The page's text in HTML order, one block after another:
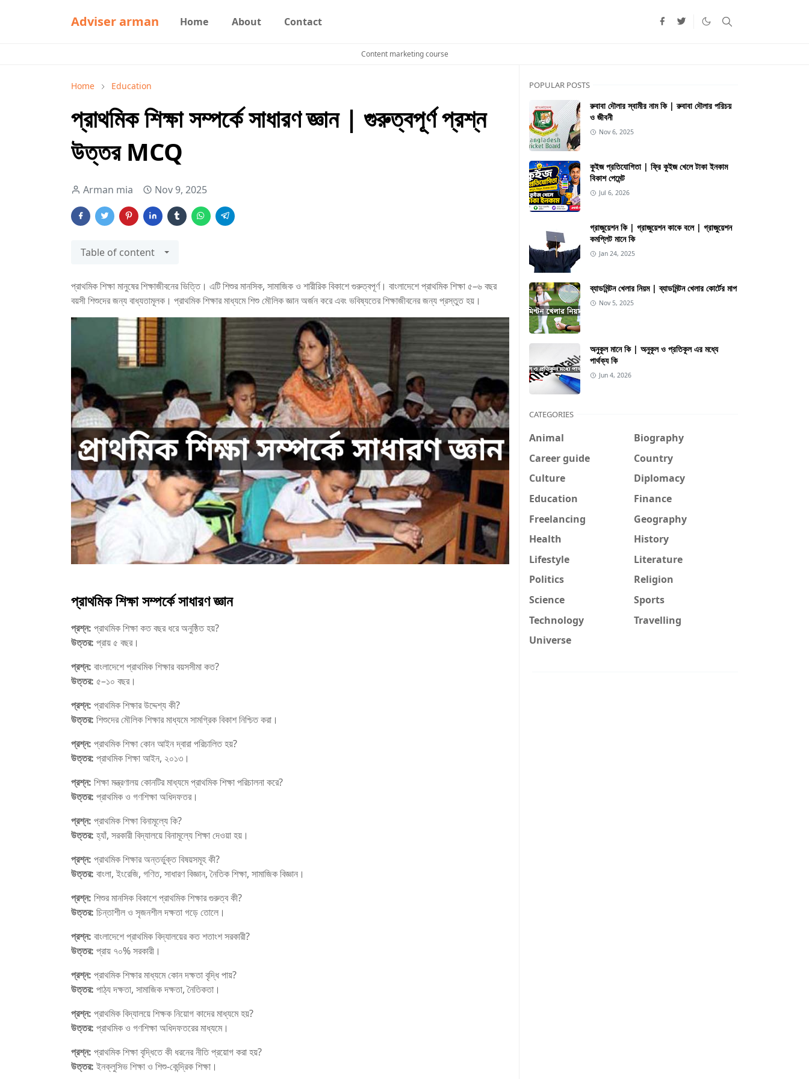
Adviser arman Home About Contact
Content marketing course
Home Education
প্রাথমিক শিক্ষা সম্পর্কে সাধারণ জ্ঞান | গুরুত্বপূর্ণ প্রশ্ন
উত্তর MCQ
Arman mia Nov 9, 2025
Table of content
প্রাথমিক শিক্ষা মানুষের শিক্ষাজীবনের ভিত্তি। এটি শিশুর মানসিক, সামাজিক ও শারীরিক বিকাশে গুরুত্বপূর্ণ। বাংলাদেশে প্রাথমিক শিক্ষা ৫–৬ বছর
বয়সী শিশুদের জন্য বাধ্যতামূলক। প্রাথমিক শিক্ষার মাধ্যমে শিশু মৌলিক জ্ঞান অর্জন করে এবং ভবিষ্যতের শিক্ষাজীবনের জন্য প্রস্তুত হয়।
প্রাথমিক শিক্ষা সম্পর্কে সাধারণ জ্ঞান
প্রশ্ন: প্রাথমিক শিক্ষা কত বছর ধরে অনুষ্ঠিত হয়?
উত্তর: প্রায় ৫ বছর।
প্রশ্ন: বাংলাদেশে প্রাথমিক শিক্ষার বয়সসীমা কত?
উত্তর: ৫–১০ বছর।
প্রশ্ন: প্রাথমিক শিক্ষার উদ্দেশ্য কী?
উত্তর: শিশুদের মৌলিক শিক্ষার মাধ্যমে সামগ্রিক বিকাশ নিশ্চিত করা।
প্রশ্ন: প্রাথমিক শিক্ষা কোন আইন দ্বারা পরিচালিত হয়?
উত্তর: প্রাথমিক শিক্ষা আইন, ২০১৩।
প্রশ্ন: শিক্ষা মন্ত্রণালয় কোনটির মাধ্যমে প্রাথমিক শিক্ষা পরিচালনা করে?
উত্তর: প্রাথমিক ও গণশিক্ষা অধিদফতর।
প্রশ্ন: প্রাথমিক শিক্ষা বিনামূল্যে কি?
উত্তর:হ্যাঁ, সরকারী বিদ্যালয়ে বিনামূল্যে শিক্ষা দেওয়া হয়।
প্রশ্ন: প্রাথমিক শিক্ষার অন্তর্ভুক্ত বিষয়সমূহ কী?
উত্তর: বাংলা, ইংরেজি, গণিত, সাধারণ বিজ্ঞান, নৈতিক শিক্ষা, সামাজিক বিজ্ঞান।
প্রশ্ন: শিশুর মানসিক বিকাশে প্রাথমিক শিক্ষার গুরুত্ব কী?
উত্তর: চিন্তাশীল ও সৃজনশীল দক্ষতা গড়ে তোলে।
প্রশ্ন: বাংলাদেশে প্রাথমিক বিদ্যালয়ের কত শতাংশ সরকারী?
উত্তর: প্রায় ৭০% সরকারী।
প্রশ্ন: প্রাথমিক শিক্ষার মাধ্যমে কোন দক্ষতা বৃদ্ধি পায়?
উত্তর: পাঠ্য দক্ষতা, সামাজিক দক্ষতা, নৈতিকতা।
প্রশ্ন: প্রাথমিক বিদ্যালয়ে শিক্ষক নিয়োগ কাদের মাধ্যমে হয়?
উত্তর: প্রাথমিক ও গণশিক্ষা অধিদফতরের মাধ্যমে।
প্রশ্ন: প্রাথমিক শিক্ষা বৃদ্ধিতে কী ধরনের নীতি প্রয়োগ করা হয়?
উত্তর:ইনক্লুসিভ শিক্ষা ও শিশু-কেন্দ্রিক শিক্ষা।
POPULAR POSTS
রুবাবা দৌলার স্বামীর নাম কি | রুবাবা দৌলার পরিচয়
ও জীবনী
Nov 6, 2025
কুইজ প্রতিযোগিতা | ফ্রি কুইজ খেলে টাকা ইনকাম
বিকাশ পেমেন্ট
Jul 6, 2026
গ্রাজুয়েশন কি | গ্রাজুয়েশন কাকে বলে | গ্রাজুয়েশন
কমপ্লিট মানে কি
Jan 24, 2025
ব্যাডমিন্টন খেলার নিয়ম | ব্যাডমিন্টন খেলার কোর্টের মাপ
Nov 5, 2025
অনুকূল মানে কি | অনুকূল ও প্রতিকূল এর মধ্যে
পার্থক্য কি
Jun 4, 2026
CATEGORIES
Animal
Biography
Career guide
Country
Culture
Diplomacy
Education
Finance
Freelancing
Geography
Health
History
Lifestyle
Literature
Politics
Religion
Science
Sports
Technology
Travelling
Universe